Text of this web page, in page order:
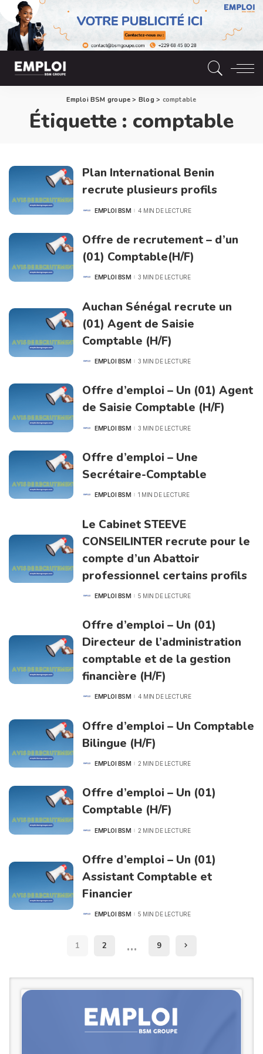
Emploi BSM groupe > Blog > comptable
Étiquette : comptable
Plan International Benin
recrute plusieurs profils
POSTEDEMPLOI BSM 4 MIN DE LECTURE
Offre de recrutement – d’un
(01) Comptable(H/F)
POSTEDEMPLOI BSM 3 MIN DE LECTURE
Auchan Sénégal recrute un
(01) Agent de Saisie
Comptable (H/F)
POSTEDEMPLOI BSM 3 MIN DE LECTURE
Offre d’emploi – Un (01) Agent
de Saisie Comptable (H/F)
POSTEDEMPLOI BSM 3 MIN DE LECTURE
Offre d’emploi – Une
Secrétaire-Comptable
POSTEDEMPLOI BSM 1 MIN DE LECTURE
Le Cabinet STEEVE
CONSEILINTER recrute pour le
compte d’un Abattoir
professionnel certains profils
POSTEDEMPLOI BSM 5 MIN DE LECTURE
Offre d’emploi – Un (01)
Directeur de l’administration
comptable et de la gestion
financière (H/F)
POSTEDEMPLOI BSM 4 MIN DE LECTURE
Offre d’emploi – Un Comptable
Bilingue (H/F)
POSTEDEMPLOI BSM 2 MIN DE LECTURE
Offre d’emploi – Un (01)
Comptable (H/F)
POSTEDEMPLOI BSM 2 MIN DE LECTURE
Offre d’emploi – Un (01)
Assistant Comptable et
Financier
POSTEDEMPLOI BSM 5 MIN DE LECTURE
1 2 … 9